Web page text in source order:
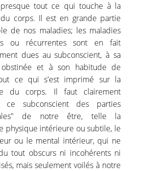
presque tout ce qui touche à la
corps. Il est en grande partie
de nos maladies; les maladies
ou récurrentes sont en fait
dues au subconscient, à sa
et à son habitude de
ce qui s'est imprimé sur la
du corps. Il faut clairement
ce subconscient des parties
de notre être, telle la
physique intérieure ou subtile, le
ou le mental intérieur, qui ne
tout obscurs ni incohérents ni
mais seulement voilés à notre